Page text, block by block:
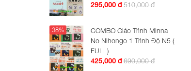
295,000 đ 510,000 đ
COMBO Giáo Trình Minna
No Nihongo 1 Trình Độ N5 (
FULL)
425,000 đ 690,000 đ
38%